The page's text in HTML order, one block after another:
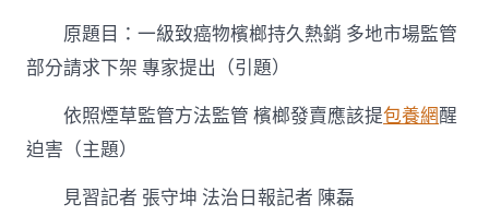
監
管
監
管
原題目：一級致癌物檳榔持久熱銷 多地市場監管
部分請求下架 專家提出（引題）
依照煙草監管方法監管 檳榔發賣應該提包養網醒
迫害（主題）
見習記者 張守坤 法治日報記者 陳磊